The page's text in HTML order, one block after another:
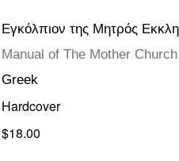
Εγκόλπιον της Μητρός
Manual of The Mother Church
Greek
Hardcover
$18.00